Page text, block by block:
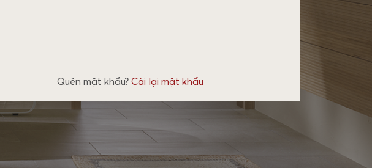
Quên mật khẩu? Cài lại mật khẩu